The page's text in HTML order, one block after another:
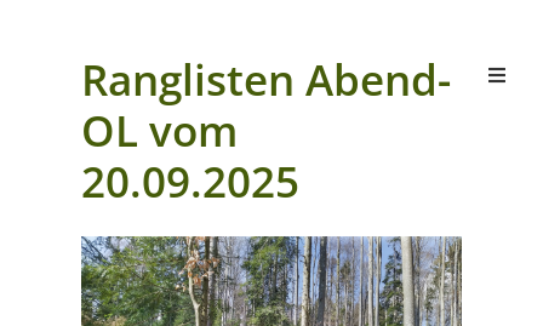
Ranglisten Abend-
OL vom
20.09.2025